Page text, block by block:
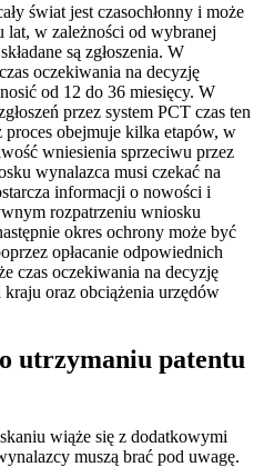
świat jest czasochłonny i może
w zależności od wybranej
są zgłoszenia. W
oczekiwania na decyzję
od 12 do 36 miesięcy. W
przez system PCT czas ten
obejmuje kilka etapów, w
wniesienia sprzeciwu przez
wynalazca musi czekać na
informacji o nowości i
rozpatrzeniu wniosku
okres ochrony może być
opłacanie odpowiednich
czas oczekiwania na decyzję
oraz obciążenia urzędów
utrzymaniu patentu
wiąże się z dodatkowymi
muszą brać pod uwagę.